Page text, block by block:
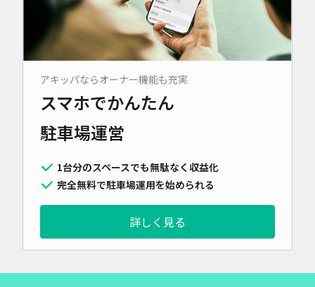
アキッパならオーナー機能も充実
スマホでかんたん
駐車場運営
1台分のスペースでも無駄なく収益化
完全無料で駐車場運用を始められる
詳しく見る